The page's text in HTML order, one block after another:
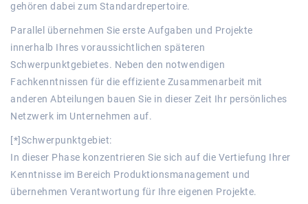
gehören dabei zum Standardrepertoire.
Parallel übernehmen Sie erste Aufgaben und Projekte
innerhalb Ihres voraussichtlichen späteren
Schwerpunktgebietes. Neben den notwendigen
Fachkenntnissen für die effiziente Zusammenarbeit mit
anderen Abteilungen bauen Sie in dieser Zeit Ihr persönliches
Netzwerk im Unternehmen auf.
[*]Schwerpunktgebiet:
In dieser Phase konzentrieren Sie sich auf die Vertiefung Ihrer
Kenntnisse im Bereich Produktionsmanagement und
übernehmen Verantwortung für Ihre eigenen Projekte.